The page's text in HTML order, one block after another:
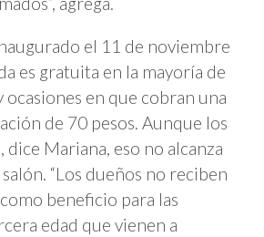
el 11 de noviembre
es gratuita en la mayoría de
ocasiones en que cobran una
de 70 pesos. Aunque los
Mariana, eso no alcanza
“Los dueños no reciben
beneficio para las
edad que vienen a